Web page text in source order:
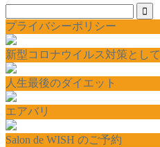
プライバシーポリシー
新型コロナウイルス対策として
人生最後のダイエット
エアバリ
Salon de WISH のご予約